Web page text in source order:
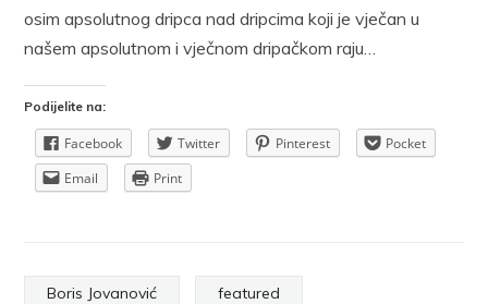
osim apsolutnog dripca nad dripcima koji je vječan u
našem apsolutnom i vječnom dripačkom raju…
Podijelite na:
Facebook Twitter Pinterest
Pocket
Email
Print
Boris Jovanović featured